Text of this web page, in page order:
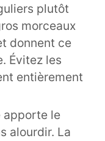
plutôt
morceaux
donnent ce
Évitez les
entièrement
le
alourdir. La